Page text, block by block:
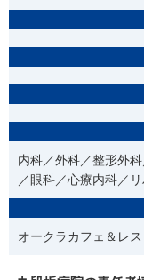
内科／外科／整形外
／眼科／心療内科／
オークラカフェ＆レ